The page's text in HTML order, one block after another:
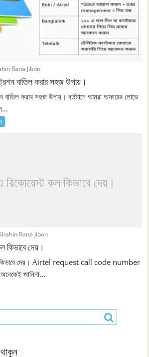
Rana Jibon
বাতিল করার সহজ উপায়।
বাতিল করার সহজ উপায়। বর্তমানে আমরা অফারের লোভে
রিকোয়েস্ট কল কিভাবে দেয়।
Rana Jibon
কিভাবে দেয়।
কিভাবে দেয়। Airtel request call code number
জানিনা...